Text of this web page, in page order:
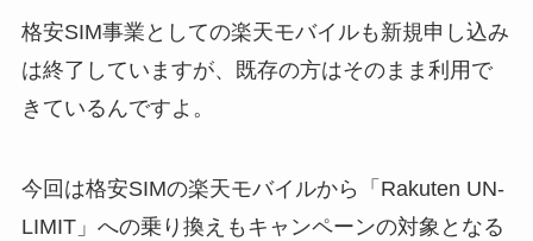
格安SIM事業としての楽天モバイルも新規申し込み
は終了していますが、既存の方はそのまま利用で
きているんですよ。
今回は格安SIMの楽天モバイルから「Rakuten UN-
LIMIT」への乗り換えもキャンペーンの対象となる